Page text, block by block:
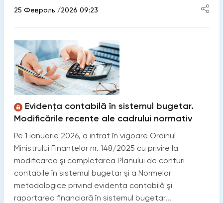
25 Февраль /2026 09:23
Evidența contabilă în sistemul bugetar.
Modificările recente ale cadrului normativ
Pe 1 ianuarie 2026, a intrat în vigoare Ordinul
Ministrului Finanţelor nr. 148/2025 cu privire la
modificarea şi completarea Planului de conturi
contabile în sistemul bugetar şi a Normelor
metodologice privind evidenţa contabilă şi
raportarea financiară în sistemul bugetar...